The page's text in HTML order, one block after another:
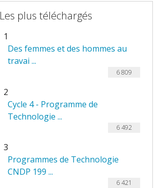
Les plus téléchargés
1
Des femmes et des hommes au
travai ...
6 809
2
Cycle 4 - Programme de
Technologie ...
6 492
3
Programmes de Technologie
CNDP 199 ...
6 421